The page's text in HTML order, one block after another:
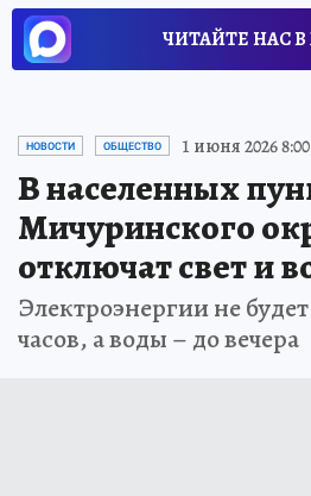
ЧИТАЙТЕ НАС
НОВОСТИ ОБЩЕСТВО 1 июня 2026 8:00
В населенных
Мичуринского
отключат свет и
Электроэнергии не
часов, а воды – до вечера